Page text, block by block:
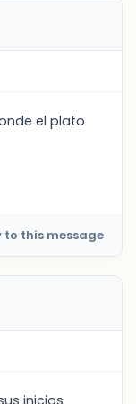
el plato
to this message
inicios